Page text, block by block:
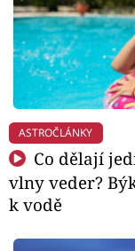
ASTROČLÁNKY
Co dělají
vlny veder?
k vodě